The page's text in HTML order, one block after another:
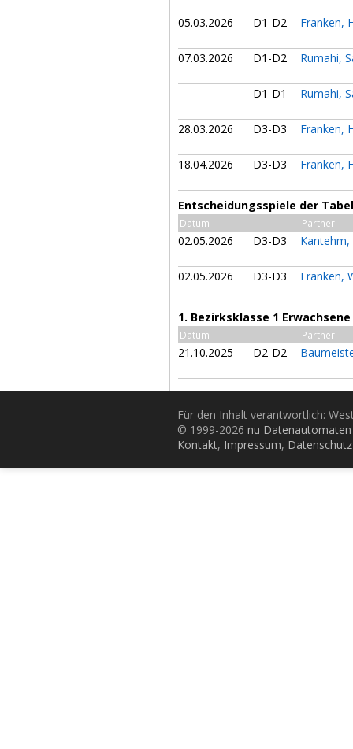
05.03.2026 D1-D2 Franken,
07.03.2026 D1-D2 Rumahi,
D1-D1 Rumahi,
28.03.2026 D3-D3 Franken,
18.04.2026 D3-D3 Franken,
Entscheidungsspiele der
Datum Partner
02.05.2026 D3-D3
02.05.2026 D3-D3 Franken,
1. Bezirksklasse 1
Datum Partner
21.10.2025 D2-D2
Für den Inhalt verantwortlich:
© 1999-2026 nu
Kontakt, Impressum, Datenschutz